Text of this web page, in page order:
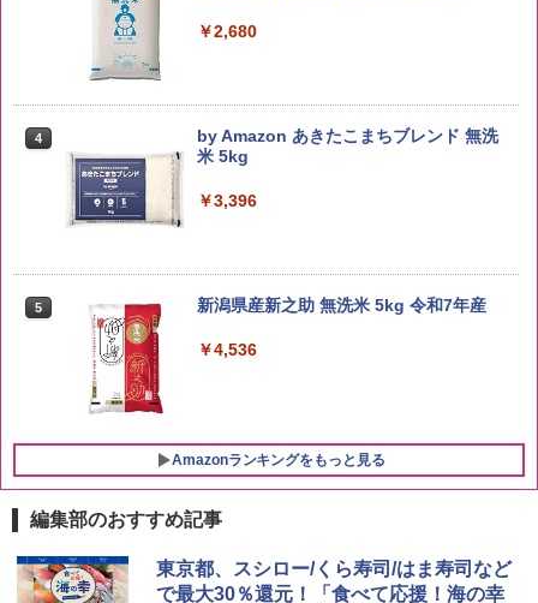
￥2,680
4
by Amazon あきたこまちブレンド 無洗
米 5kg
￥3,396
5 新潟県産新之助 無洗米 5kg 令和7年産
￥4,536
Amazonランキングをもっと見る
1
ブラックニッカ ニッカ Nikka ウィスキ
ー4000ml ブラックニッカクリア ウヰス
1
チキンラーメン どんぶり 85g×12個 日清
食品 インスタント カップ麺
1
シャープ 過熱水蒸気 オーブンレンジ 23
L 1段調理 ブラック RE-WF232-B シンプ
編集部のおすすめ記事
東京都、スシロー/くら寿司/はま寿司など
で最大30％還元！「食べて応援！海の幸